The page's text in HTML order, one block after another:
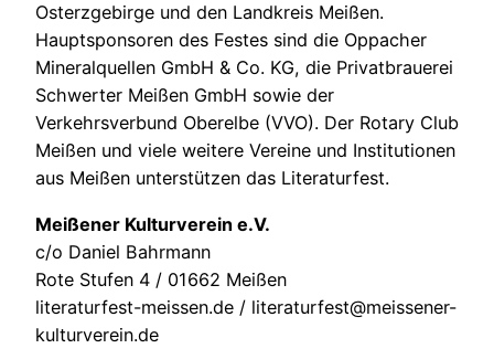
Osterzgebirge und den Landkreis Meißen.
Hauptsponsoren des Festes sind die Oppacher
Mineralquellen GmbH & Co. KG, die Privatbrauerei
Schwerter Meißen GmbH sowie der
Verkehrsverbund Oberelbe (VVO). Der Rotary Club
Meißen und viele weitere Vereine und Institutionen
aus Meißen unterstützen das Literaturfest.
Meißener Kulturverein e.V.
c/o Daniel Bahrmann
Rote Stufen 4 / 01662 Meißen
literaturfest-meissen.de / literaturfest@meissener-
kulturverein.de